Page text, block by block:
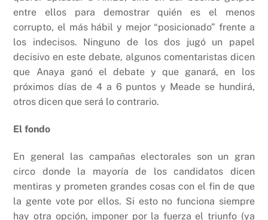
entre ellos para demostrar quién es el menos
corrupto, el más hábil y mejor “posicionado” frente a
los indecisos. Ninguno de los dos jugó un papel
decisivo en este debate, algunos comentaristas dicen
que Anaya ganó el debate y que ganará, en los
próximos días de 4 a 6 puntos y Meade se hundirá,
otros dicen que será lo contrario.
El fondo
En general las campañas electorales son un gran
circo donde la mayoría de los candidatos dicen
mentiras y prometen grandes cosas con el fin de que
la gente vote por ellos. Si esto no funciona siempre
hay otra opción, imponer por la fuerza el triunfo (ya